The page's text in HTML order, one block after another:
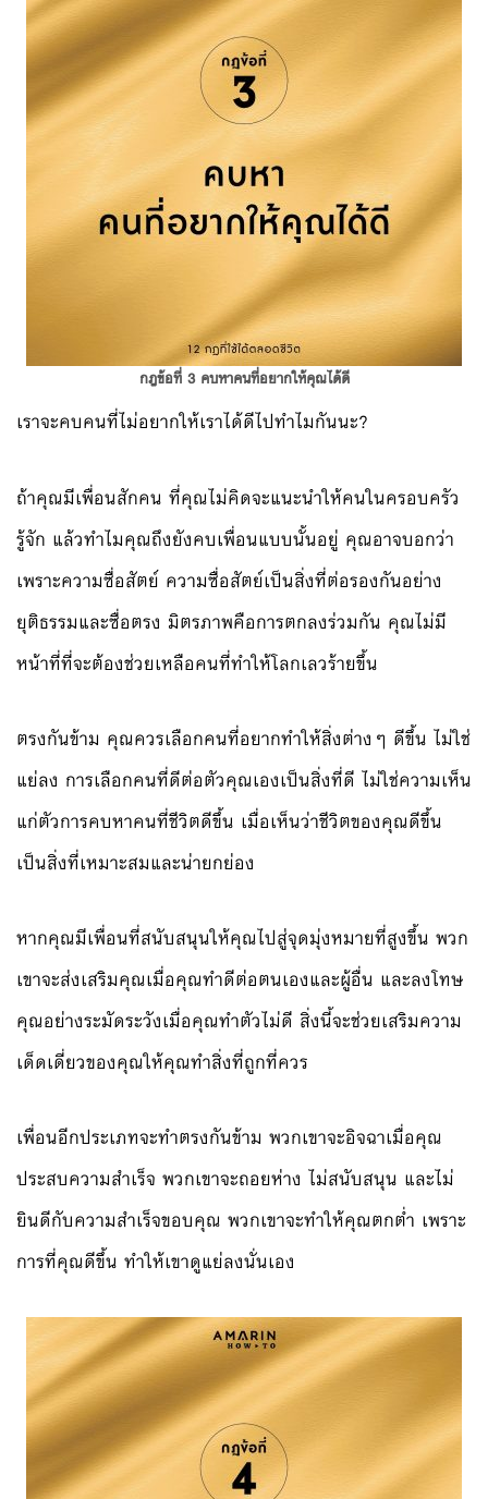
กฎข้อที่ 3 คบหาคนที่อยากให้คุณได้ดี
เราจะคบคนที่ไม่อยากให้เราได้ดีไปทำไมกันนะ?
ถ้าคุณมีเพื่อนสักคน ที่คุณไม่คิดจะแนะนำให้คนในครอบครัว
รู้จัก แล้วทำไมคุณถึงยังคบเพื่อนแบบนั้นอยู่ คุณอาจบอกว่า
เพราะความซื่อสัตย์ ความซื่อสัตย์เป็นสิ่งที่ต่อรองกันอย่าง
ยุติธรรมและซื่อตรง มิตรภาพคือการตกลงร่วมกัน คุณไม่มี
หน้าที่ที่จะต้องช่วยเหลือคนที่ทำให้โลกเลวร้ายขึ้น
ตรงกันข้าม คุณควรเลือกคนที่อยากทำให้สิ่งต่างๆ ดีขึ้น ไม่ใช่
แย่ลง การเลือกคนที่ดีต่อตัวคุณเองเป็นสิ่งที่ดี ไม่ใช่ความเห็น
แก่ตัวการคบหาคนที่ชีวิตดีขึ้น เมื่อเห็นว่าชีวิตของคุณดีขึ้น
เป็นสิ่งที่เหมาะสมและน่ายกย่อง
หากคุณมีเพื่อนที่สนับสนุนให้คุณไปสู่จุดมุ่งหมายที่สูงขึ้น พวก
เขาจะส่งเสริมคุณเมื่อคุณทำดีต่อตนเองและผู้อื่น และลงโทษ
คุณอย่างระมัดระวังเมื่อคุณทำตัวไม่ดี สิ่งนี้จะช่วยเสริมความ
เด็ดเดี่ยวของคุณให้คุณทำสิ่งที่ถูกที่ควร
เพื่อนอีกประเภทจะทำตรงกันข้าม พวกเขาจะอิจฉาเมื่อคุณ
ประสบความสำเร็จ พวกเขาจะถอยห่าง ไม่สนับสนุน และไม่
ยินดีกับความสำเร็จขอบคุณ พวกเขาจะทำให้คุณตกต่ำ เพราะ
การที่คุณดีขึ้น ทำให้เขาดูแย่ลงนั่นเอง